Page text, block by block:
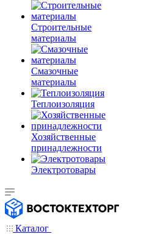
Строительные
материалы
Смазочные
материалы
Теплоизоляция
Хозяйственные
принадлежности
Электротовары
Каталог